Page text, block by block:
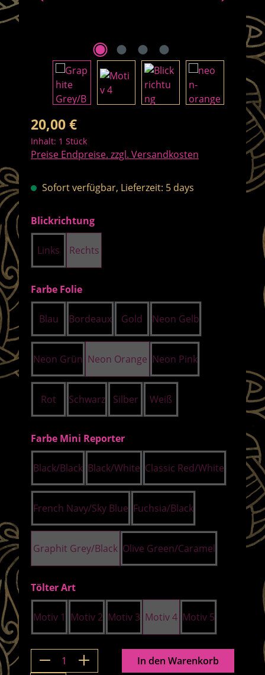
Regulärer Preis:
20,00 €
Inhalt: 1 Stück
Preise Endpreise. zzgl. Versandkosten
Sofort verfügbar, Lieferzeit: 5 days
Blickrichtungauswählen
Links Rechts
Farbe Folieauswählen
Blau Bordeaux Gold Neon Gelb
Neon Grün Neon Orange Neon Pink
Rot Schwarz Silber Weiß
Farbe Mini Reporterauswählen
Black/Black Black/White Classic Red/White
French Navy/Sky Blue Fuchsia/Black
Graphit Grey/Black Olive Green/Caramel
Tölter Artauswählen
Motiv 1 Motiv 2 Motiv 3 Motiv 4 Motiv 5
Produkt Anzahl: Gib den
In den Warenkorb